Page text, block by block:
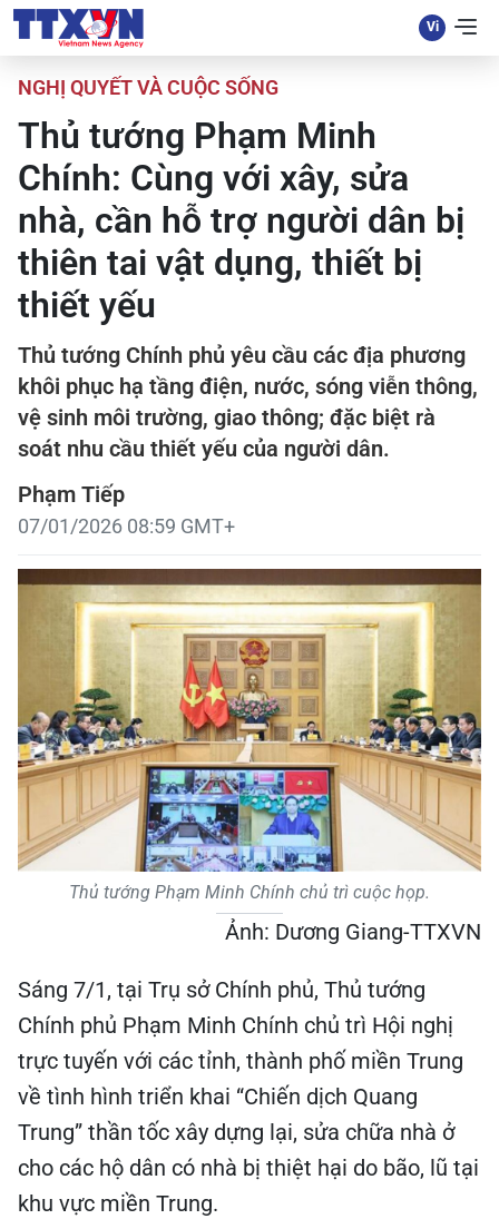
NGHỊ QUYẾT VÀ CUỘC SỐNG
Thủ tướng Phạm Minh
Chính: Cùng với xây, sửa
nhà, cần hỗ trợ người dân bị
thiên tai vật dụng, thiết bị
thiết yếu
Thủ tướng Chính phủ yêu cầu các địa phương
khôi phục hạ tầng điện, nước, sóng viễn thông,
vệ sinh môi trường, giao thông; đặc biệt rà
soát nhu cầu thiết yếu của người dân.
Phạm Tiếp
07/01/2026 08:59 GMT+
Thủ tướng Phạm Minh Chính chủ trì cuộc họp.
Ảnh: Dương Giang-TTXVN
Sáng 7/1, tại Trụ sở Chính phủ, Thủ tướng
Chính phủ Phạm Minh Chính chủ trì Hội nghị
trực tuyến với các tỉnh, thành phố miền Trung
về tình hình triển khai “Chiến dịch Quang
Trung” thần tốc xây dựng lại, sửa chữa nhà ở
cho các hộ dân có nhà bị thiệt hại do bão, lũ tại
khu vực miền Trung.